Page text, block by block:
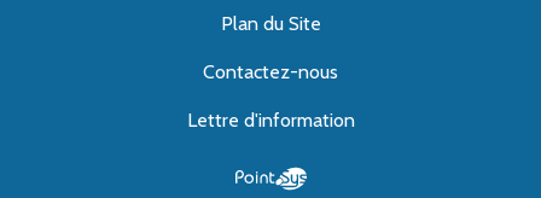
Plan du Site
Contactez-nous
Lettre d'information